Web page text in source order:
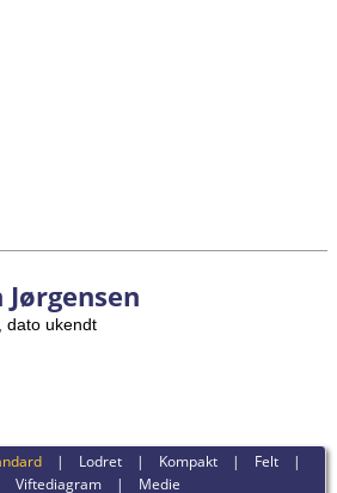
dato ukendt
| Lodret | Kompakt | Felt |
Viftediagram | Medie